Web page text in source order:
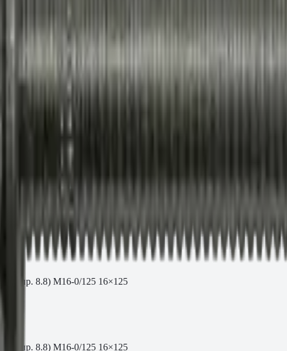
от артикула, объёма и текущей партии.
кл.пр. 8.8) M16-0/125 16×125
кл.пр. 8.8) M16-0/125 16×125